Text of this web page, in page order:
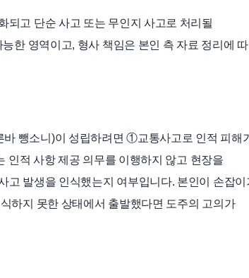
되고 단순 사고 또는 무인지 사고로 처리될
한 영역이고, 형사 책임은 본인 측 자료 정리에
뺑소니)이 성립하려면 ①교통사고로 인적 피해
적 사항 제공 의무를 이행하지 않고 현장을
고 발생을 인식했는지 여부입니다. 본인이 손잡이
하지 못한 상태에서 출발했다면 도주의 고의가